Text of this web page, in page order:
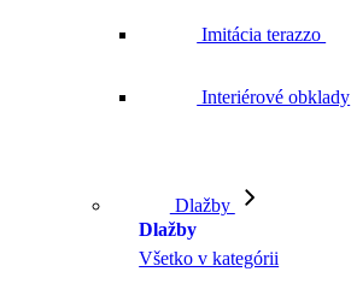
Imitácia terazzo
Interiérové obklady
Dlažby
Dlažby
Všetko v kategórii